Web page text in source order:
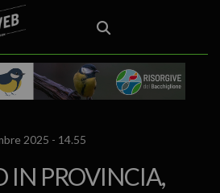
VENETO
VICENZA E PROVINCIA
ATTUALITA’ POLITICA
CURIOSITÀ – LIFESTYLE
CULTURA ARTE
DRINK FUORIPORTA EROTICO VICENTINO
2025 - 14.55
IN PROVINCIA,